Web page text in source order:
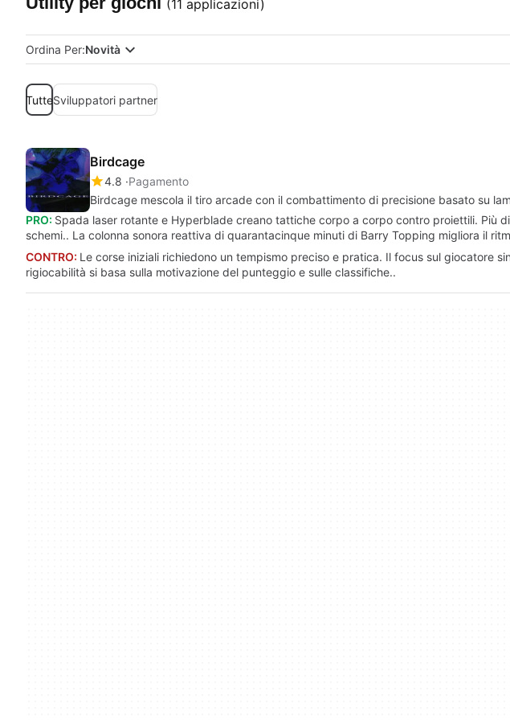
(11 applicazioni)
Ordina Per:Novità
TutteSviluppatori partner
Birdcage
4.8 Pagamento
Birdcage mescola il tiro arcade con il combattimento di precisione basato su
PRO: Spada laser rotante e Hyperblade creano tattiche corpo a corpo contro proiettili. Più
schemi.. La colonna sonora reattiva di quarantacinque minuti di Barry Topping migliora il
CONTRO: Le corse iniziali richiedono un tempismo preciso e pratica. Il focus sul giocatore
rigiocabilità si basa sulla motivazione del punteggio e sulle classifiche..